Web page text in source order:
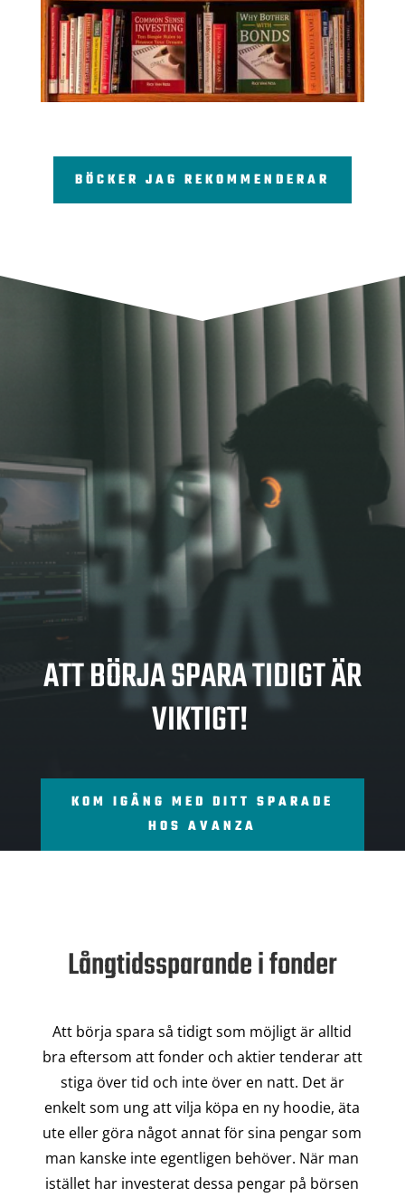
BÖCKER JAG REKOMMENDERAR
SPA
RA
ATT BÖRJA SPARA TIDIGT ÄR
VIKTIGT!
KOM IGÅNG MED DITT SPARADE
HOS AVANZA
Långtidssparande i fonder
Att börja spara så tidigt som möjligt är alltid
bra eftersom att fonder och aktier tenderar att
stiga över tid och inte över en natt. Det är
enkelt som ung att vilja köpa en ny hoodie, äta
ute eller göra något annat för sina pengar som
man kanske inte egentligen behöver. När man
istället har investerat dessa pengar på börsen